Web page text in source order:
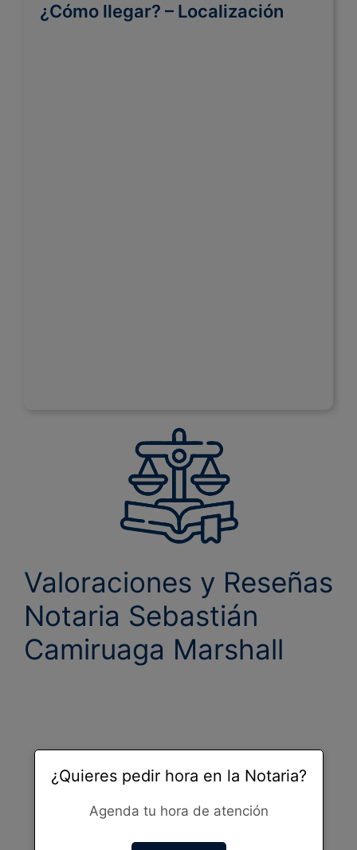
¿Cómo llegar? – Localización
Valoraciones y Reseñas
Notaria Sebastián
Camiruaga Marshall
¿Quieres pedir hora en la Notaria?
Agenda tu hora de atención